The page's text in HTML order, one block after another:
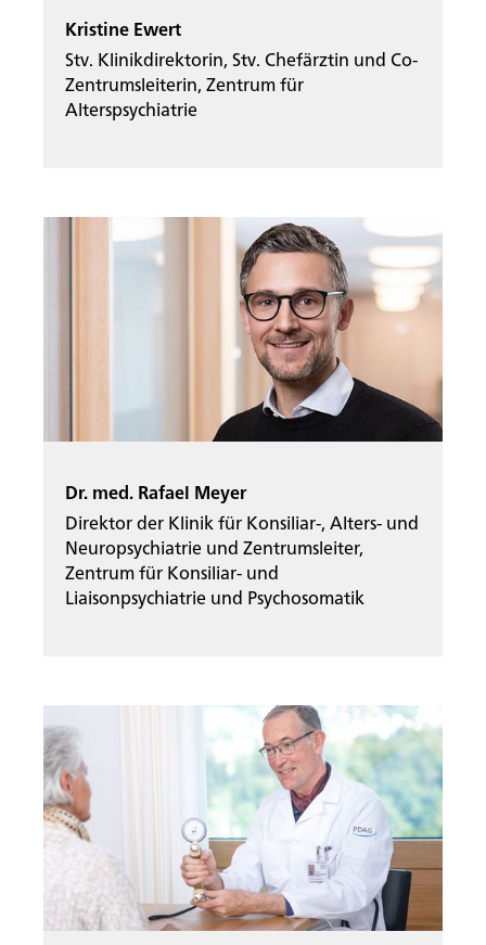
Kristine Ewert
Stv. Klinikdirektorin, Stv. Chefärztin und Co-
Zentrumsleiterin, Zentrum für
Alterspsychiatrie
Dr. med. Rafael Meyer
Direktor der Klinik für Konsiliar-, Alters- und
Neuropsychiatrie und Zentrumsleiter,
Zentrum für Konsiliar- und
Liaisonpsychiatrie und Psychosomatik